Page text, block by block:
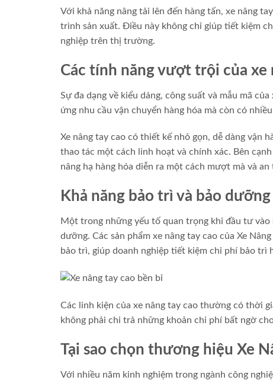
Với khả năng nâng tải lên đến hàng tấn, xe nâng
trình sản xuất. Điều này không chỉ giúp tiết kiệm
nghiệp trên thị trường.
Các tính năng vượt trội của xe
Sự đa dạng về kiểu dáng, công suất và mẫu mã
ứng nhu cầu vận chuyển hàng hóa mà còn có
Xe nâng tay cao có thiết kế nhỏ gọn, dễ dàng vận
thao tác một cách linh hoạt và chính xác. Bên
nâng hạ hàng hóa diễn ra một cách mượt mà và an
Khả năng bảo trì và bảo dưỡng
Một trong những yếu tố quan trọng khi đầu tư
dưỡng. Các sản phẩm xe nâng tay cao của Xe
bảo trì, giúp doanh nghiệp tiết kiệm chi phí bảo trì
Các linh kiện của xe nâng tay cao thường có thời
không phải chi trả những khoản chi phí bất ngờ
Tại sao chọn thương hiệu Xe
Với nhiều năm kinh nghiệm trong ngành công